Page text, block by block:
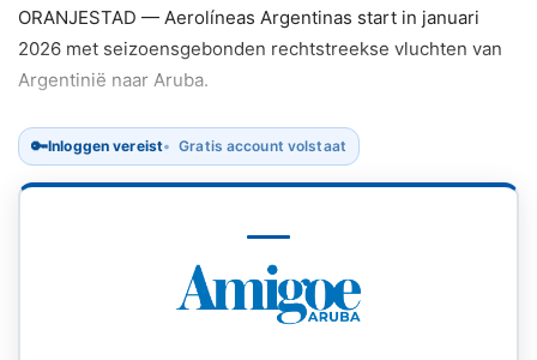
ORANJESTAD — Aerolíneas Argentinas start in januari
2026 met seizoensgebonden rechtstreekse vluchten van
Argentinië naar Aruba.
🔑Inloggen vereist Gratis account volstaat